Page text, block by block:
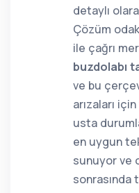
detaylı
Çözüm
ile çağrı
buzdolabı
ve bu
arızaları
usta
en uygun
sunuyor ve
sonrasında